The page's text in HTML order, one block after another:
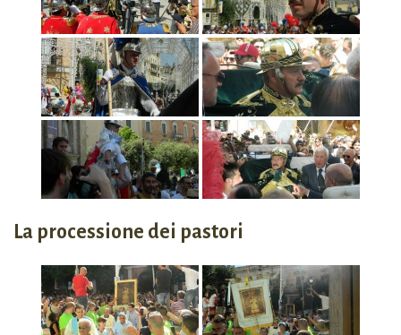
La processione dei pastori